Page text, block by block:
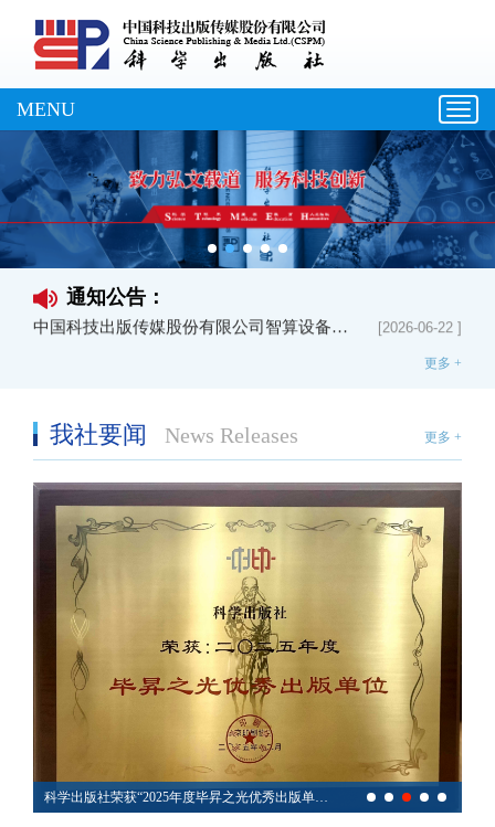
MENU
通知公告：
中国科技出版传媒股份有限公司智算设备租赁中标公告 [2026-06-22 ]
中国科技出版传媒股份有限公司（龙门书局）2026秋季纸张采购招标中标公告 [2026-06-26 ]
中国科技出版传媒股份有限公司（龙门书局）2026秋季纸张采购招标中标公告 [2026-06-26 ]
更多 +
我社要闻 News Releases 更多 +
科学出版社荣获“2025年度毕昇之光优秀出版单位”称号